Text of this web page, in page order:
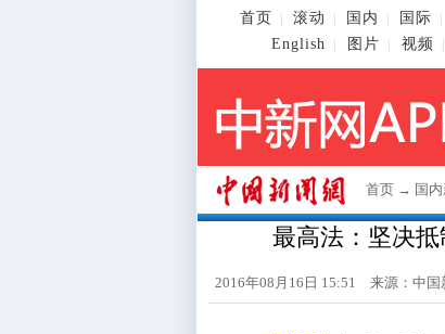
首页 滚动 国内 国际
English
图片 视频
首页 → 国
最高法：坚决
2016年08月16日 15:51 来源： 中国